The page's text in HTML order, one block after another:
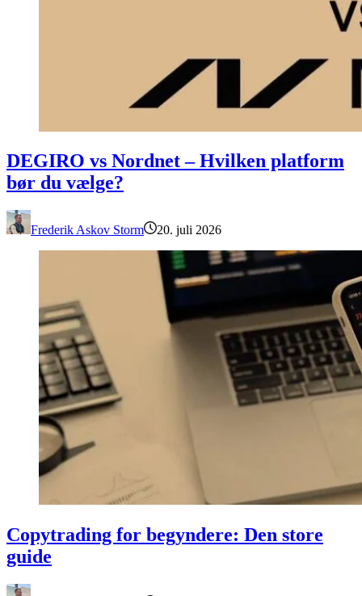
DEGIRO vs Nordnet – Hvilken platform
bør du vælge?
Frederik Askov Storm 20. juli 2026
Copytrading for begyndere: Den store
guide